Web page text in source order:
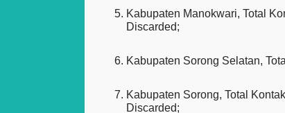
Kabupaten Manokwari, Total
Discarded;
Kabupaten Sorong Selatan,
Kabupaten Sorong, Total
Discarded;